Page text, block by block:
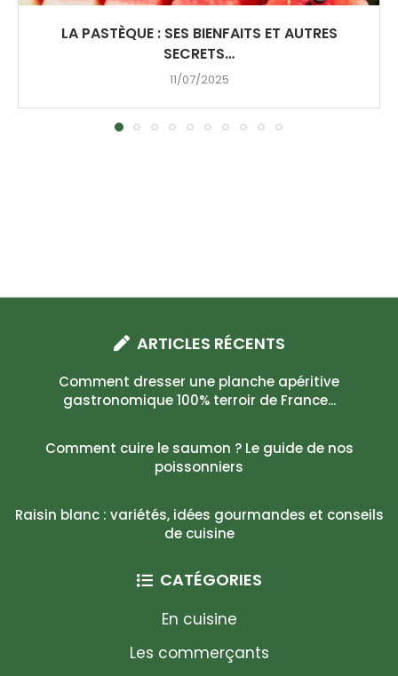
LA PASTÈQUE : SES BIENFAITS ET AUTRES
SECRETS…
11/07/2025
ARTICLES RÉCENTS
Comment dresser une planche apéritive
gastronomique 100% terroir de France...
Comment cuire le saumon ? Le guide de nos
poissonniers
Raisin blanc : variétés, idées gourmandes et conseils
de cuisine
CATÉGORIES
En cuisine
Les commerçants